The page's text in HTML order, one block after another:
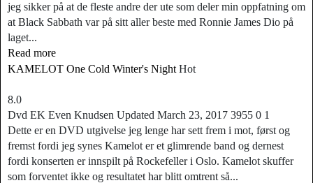
jeg sikker på at de fleste andre der ute som deler min oppfatning om
at Black Sabbath var på sitt aller beste med Ronnie James Dio på
laget...
Read more
KAMELOT One Cold Winter's Night Hot
8.0
Dvd EK Even Knudsen Updated March 23, 2017 3955 0 1
Dette er en DVD utgivelse jeg lenge har sett frem i mot, først og
fremst fordi jeg synes Kamelot er et glimrende band og dernest
fordi konserten er innspilt på Rockefeller i Oslo. Kamelot skuffer
som forventet ikke og resultatet har blitt omtrent så...